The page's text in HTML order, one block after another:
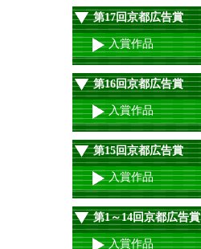
第17回京都広告賞
入賞作品
第16回京都広告賞
入賞作品
第15回京都広告賞
入賞作品
第1～14回京都広告賞
入賞作品